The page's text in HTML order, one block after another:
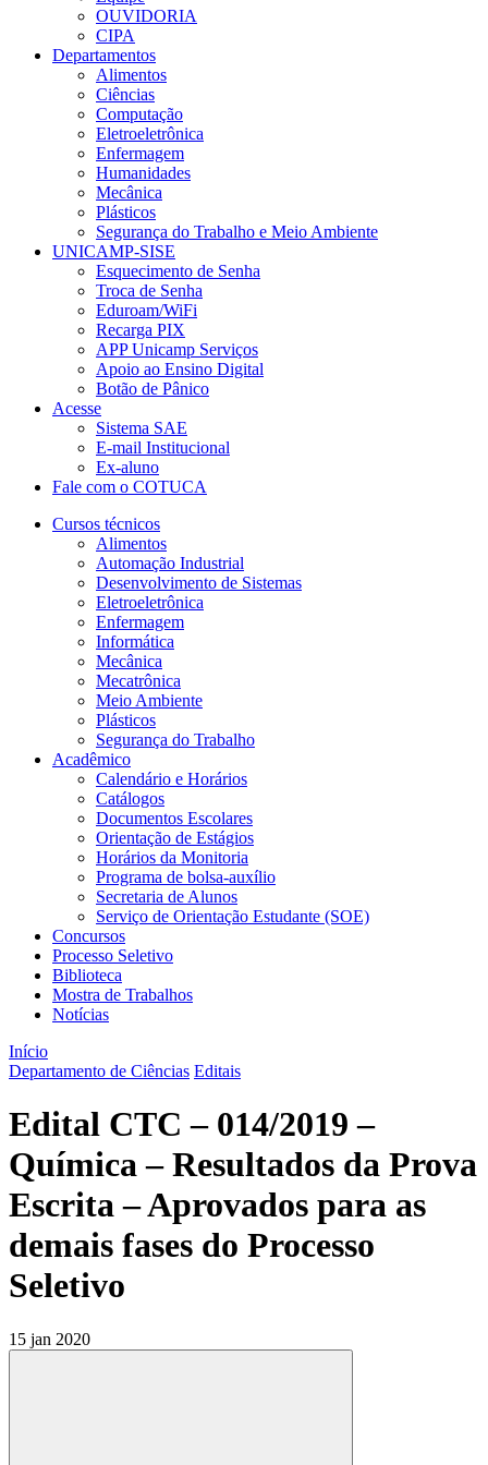
OUVIDORIA
CIPA
Departamentos
Alimentos
Ciências
Computação
Eletroeletrônica
Enfermagem
Humanidades
Mecânica
Plásticos
Segurança do Trabalho e Meio Ambiente
UNICAMP-SISE
Esquecimento de Senha
Troca de Senha
Eduroam/WiFi
Recarga PIX
APP Unicamp Serviços
Apoio ao Ensino Digital
Botão de Pânico
Acesse
Sistema SAE
E-mail Institucional
Ex-aluno
Fale com o COTUCA
Cursos técnicos
Alimentos
Automação Industrial
Desenvolvimento de Sistemas
Eletroeletrônica
Enfermagem
Informática
Mecânica
Mecatrônica
Meio Ambiente
Plásticos
Segurança do Trabalho
Acadêmico
Calendário e Horários
Catálogos
Documentos Escolares
Orientação de Estágios
Horários da Monitoria
Programa de bolsa-auxílio
Secretaria de Alunos
Serviço de Orientação Estudante (SOE)
Concursos
Processo Seletivo
Biblioteca
Mostra de Trabalhos
Notícias
Início
Departamento de Ciências Editais
Edital CTC – 014/2019 –
Química – Resultados da Prova
Escrita – Aprovados para as
demais fases do Processo
Seletivo
15 jan 2020